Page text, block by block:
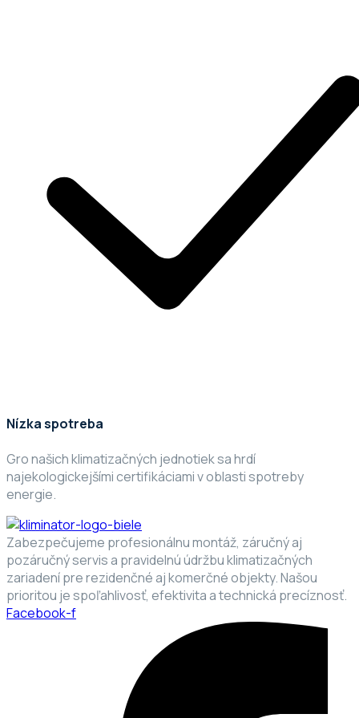
Nízka spotreba
Gro našich klimatizačných jednotiek sa hrdí
najekologickejšími certifikáciami v oblasti spotreby
energie.
Zabezpečujeme profesionálnu montáž, záručný aj
pozáručný servis a pravidelnú údržbu klimatizačných
zariadení pre rezidenčné aj komerčné objekty. Našou
prioritou je spoľahlivosť, efektivita a technická precíznosť.
Facebook-f